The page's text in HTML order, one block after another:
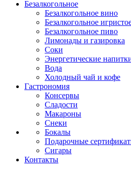
Безалкогольное
Безалкогольное вино
Безалкогольное
Безалкогольное пиво
Лимонады и газировка
Соки
Энергетические
Вода
Холодный чай и кофе
Гастрономия
Консервы
Сладости
Макароны
Снеки
Бокалы
Подарочные
Сигары
Контакты